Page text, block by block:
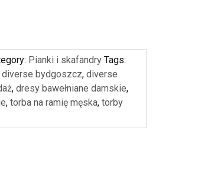
Pianki i skafandry Tags:
diverse bydgoszcz,diverse
,dresy bawełniane damskie,
,torba na ramię męska,torby